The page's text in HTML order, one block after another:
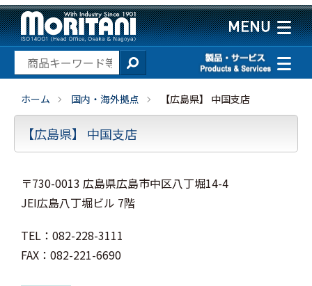
ホーム 国内・海外拠点 【広島県】 中国支店
【広島県】 中国支店
〒730-0013 広島県広島市中区八丁堀14-4
JEI広島八丁堀ビル 7階
TEL：082-228-3111
FAX：082-221-6690